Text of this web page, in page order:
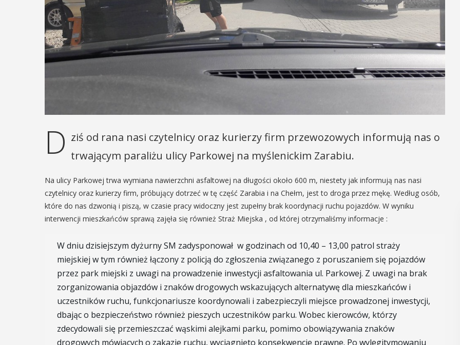
D ziś od rana nasi czytelnicy oraz kurierzy firm przewozowych informują nas o
trwającym paraliżu ulicy Parkowej na myślenickim Zarabiu.
Na ulicy Parkowej trwa wymiana nawierzchni asfaltowej na długości około 600 m, niestety jak informują nas nasi
czytelnicy oraz kurierzy firm, próbujący dotrzeć w tę część Zarabia i na Chełm, jest to droga przez mękę. Według osób,
które do nas dzwonią i piszą, w czasie pracy widoczny jest zupełny brak koordynacji ruchu pojazdów. W wyniku
interwencji mieszkańców sprawą zajęła się również Straż Miejska , od której otrzymaliśmy informacje :
W dniu dzisiejszym dyżurny SM zadysponował w godzinach od 10,40 – 13,00 patrol straży
miejskiej w tym również łączony z policją do zgłoszenia związanego z poruszaniem się pojazdów
przez park miejski z uwagi na prowadzenie inwestycji asfaltowania ul. Parkowej. Z uwagi na brak
zorganizowania objazdów i znaków drogowych wskazujących alternatywę dla mieszkańców i
uczestników ruchu, funkcjonariusze koordynowali i zabezpieczyli miejsce prowadzonej inwestycji,
dbając o bezpieczeństwo również pieszych uczestników parku. Wobec kierowców, którzy
zdecydowali się przemieszczać wąskimi alejkami parku, pomimo obowiązywania znaków
drogowych mówiących o zakazie ruchu, wyciągnięto konsekwencje prawne. Po wylegitymowaniu